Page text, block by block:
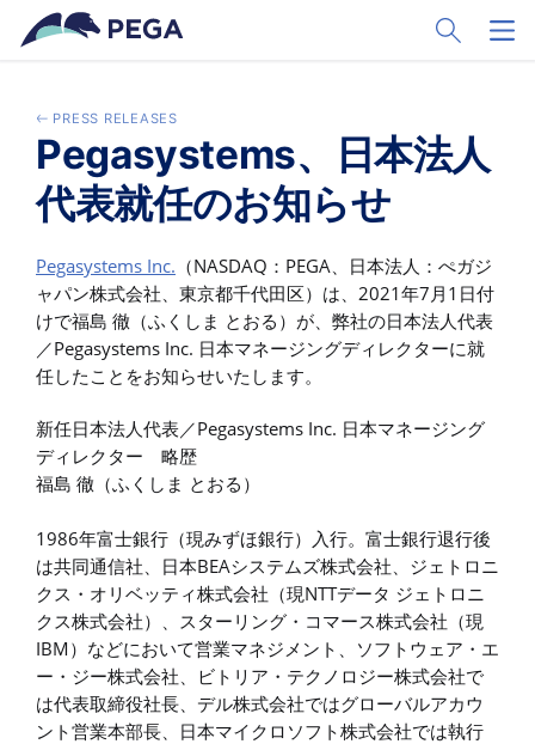
Vai direttamente al contenuto principale
Toggle
PRESS RELEASES
Pegasystems、日本法人
代表就任のお知らせ
Pegasystems Inc. （NASDAQ：PEGA、日本法人：ぺガジ
ャパン株式会社、東京都千代田区）は、2021年7月1日付
けで福島 徹（ふくしま とおる）が、弊社の日本法人代表
／Pegasystems Inc. 日本マネージングディレクターに就
任したことをお知らせいたします。
新任日本法人代表／Pegasystems Inc. 日本マネージング
ディレクター 略歴
福島 徹（ふくしま とおる）
1986年富士銀行（現みずほ銀行）入行。富士銀行退行後
は共同通信社、日本BEAシステムズ株式会社、ジェトロニ
クス・オリベッティ株式会社（現NTTデータ ジェトロニ
クス株式会社）、スターリング・コマース株式会社（現
IBM）などにおいて営業マネジメント、ソフトウェア・エ
ー・ジー株式会社、ビトリア・テクノロジー株式会社で
は代表取締役社長、デル株式会社ではグローバルアカウ
ント営業本部長、日本マイクロソフト株式会社では執行